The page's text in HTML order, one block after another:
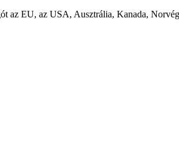
az EU, az USA, Ausztrália, Kanada,